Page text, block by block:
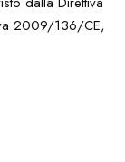
2009/136/CE,